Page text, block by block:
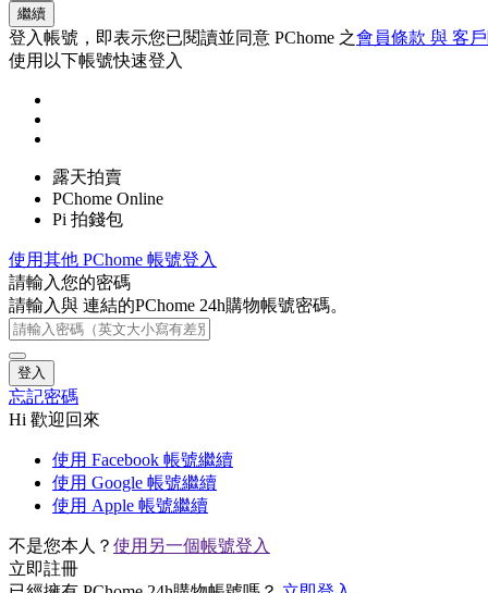
繼續
登入帳號，即表示您已閱讀並同意 PChome 之會員條款 與 客
使用以下帳號快速登入
露天拍賣
PChome Online
Pi 拍錢包
使用其他 PChome 帳號登入
請輸入您的密碼
請輸入與 連結的PChome 24h購物帳號密碼。
登入
忘記密碼
Hi 歡迎回來
使用 Facebook 帳號繼續
使用 Google 帳號繼續
使用 Apple 帳號繼續
不是您本人？ 使用另一個帳號登入
立即註冊